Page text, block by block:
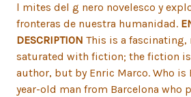
l mites del g nero novelesco y
fronteras de nuestra humanidad.
DESCRIPTION This is a
saturated with fiction; the fiction
author, but by Enric Marco. Who is
year-old man from Barcelona who